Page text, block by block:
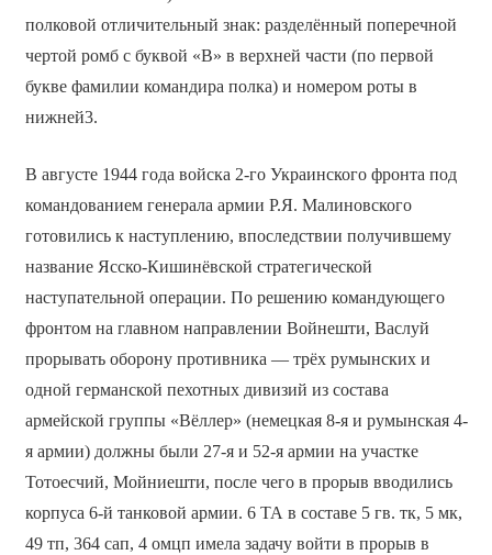
полковой отличительный знак: разделённый поперечной
чертой ромб с буквой «В» в верхней части (по первой
букве фамилии командира полка) и номером роты в
нижней3.
В августе 1944 года войска 2-го Украинского фронта под
командованием генерала армии Р.Я. Малиновского
готовились к наступлению, впоследствии получившему
название Ясско-Кишинёвской стратегической
наступательной операции. По решению командующего
фронтом на главном направлении Войнешти, Васлуй
прорывать оборону противника — трёх румынских и
одной германской пехотных дивизий из состава
армейской группы «Вёллер» (немецкая 8-я и румынская 4-
я армии) должны были 27-я и 52-я армии на участке
Тотоесчий, Мойниешти, после чего в прорыв вводились
корпуса 6-й танковой армии. 6 ТА в составе 5 гв. тк, 5 мк,
49 тп, 364 сап, 4 омцп имела задачу войти в прорыв в